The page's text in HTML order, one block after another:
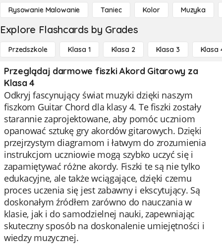
Rysowanie Malowanie Taniec Kolor Muzyka
Explore Flashcards by Grades
Przedszkole Klasa 1 Klasa 2 Klasa 3 Klasa
Przeglądaj darmowe fiszki Akord Gitarowy za
Klasa 4
Odkryj fascynujący świat muzyki dzięki naszym
fiszkom Guitar Chord dla klasy 4. Te fiszki zostały
starannie zaprojektowane, aby pomóc uczniom
opanować sztukę gry akordów gitarowych. Dzięki
przejrzystym diagramom i łatwym do zrozumienia
instrukcjom uczniowie mogą szybko uczyć się i
zapamiętywać różne akordy. Fiszki te są nie tylko
edukacyjne, ale także wciągające, dzięki czemu
proces uczenia się jest zabawny i ekscytujący. Są
doskonałym źródłem zarówno do nauczania w
klasie, jak i do samodzielnej nauki, zapewniając
skuteczny sposób na doskonalenie umiejętności i
wiedzy muzycznej.